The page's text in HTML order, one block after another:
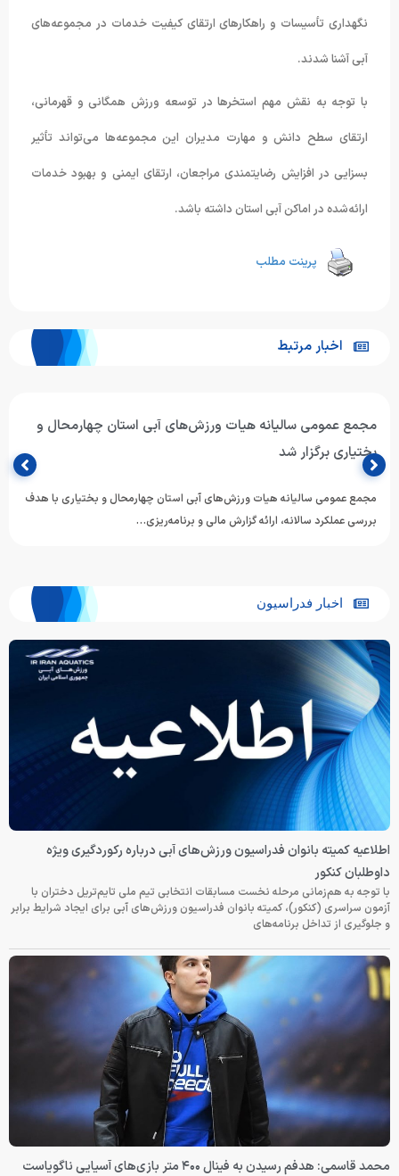
نگهداری تأسیسات و راهکارهای ارتقای کیفیت خدمات در مجموعه‌های
آبی آشنا شدند.
با توجه به نقش مهم استخرها در توسعه ورزش همگانی و قهرمانی،
ارتقای سطح دانش و مهارت مدیران این مجموعه‌ها می‌تواند تأثیر
بسزایی در افزایش رضایتمندی مراجعان، ارتقای ایمنی و بهبود خدمات
ارائه‌شده در اماکن آبی استان داشته باشد.
پرینت مطلب
اخبار مرتبط
مجمع عمومی سالیانه هیات ورزش‌های آبی استان چهارمحال و
بختیاری برگزار شد
مجمع عمومی سالیانه هیات ورزش‌های آبی استان چهارمحال و بختیاری با هدف
بررسی عملکرد سالانه، ارائه گزارش مالی و برنامه‌ریزی…
اخبار فدراسیون
اطلاعیه کمیته بانوان فدراسیون ورزش‌های آبی درباره رکوردگیری ویژه
داوطلبان کنکور
با توجه به هم‌زمانی مرحله نخست مسابقات انتخابی تیم ملی تایم‌تریل دختران با
آزمون سراسری (کنکور)، کمیته بانوان فدراسیون ورزش‌های آبی برای ایجاد شرایط برابر
و جلوگیری از تداخل برنامه‌های
محمد قاسمی: هدفم رسیدن به فینال ۴۰۰ متر بازی‌های آسیایی ناگویاست